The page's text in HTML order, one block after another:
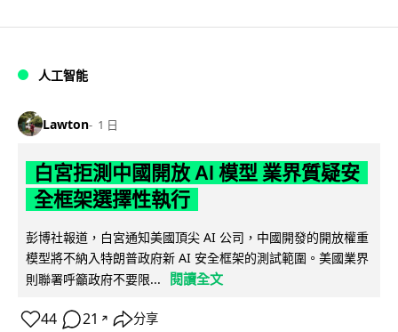
人工智能
Lawton 1 日
白宮拒測中國開放 AI 模型 業界質疑安
全框架選擇性執行
彭博社報道，白宮通知美國頂尖 AI 公司，中國開發的開放權重
模型將不納入特朗普政府新 AI 安全框架的測試範圍。美國業界
則聯署呼籲政府不要限...
閱讀全文
44 21 ↗ 分享